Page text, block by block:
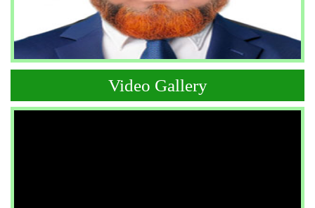
Video Gallery